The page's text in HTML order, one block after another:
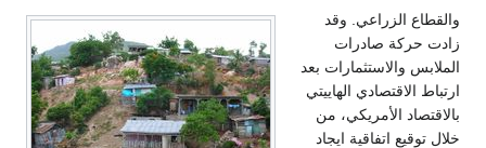
والقطاع الزراعي. وقد
زادت حركة صادرات
الملابس والاستثمارات بعد
ارتباط الاقتصادي الهاييتي
بالاقتصاد الأمريكي، من
خلال توقيع اتفاقية ايجاد